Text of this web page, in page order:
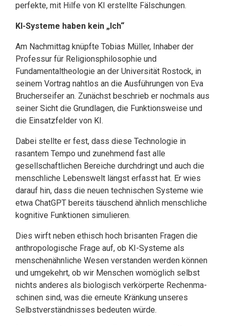
perfekte, mit Hilfe von KI erstellte Fälschungen.
KI-Systeme haben kein „Ich“
Am Nachmittag knüpfte Tobias Müller, Inhaber der
Professur für Religionsphilosophie und
Fundamentaltheologie an der Universität Rostock, in
seinem Vortrag nahtlos an die Ausführungen von Eva
Brucherseifer an. Zunächst beschrieb er nochmals aus
seiner Sicht die Grundlagen, die Funktionsweise und
die Einsatzfelder von KI.
Dabei stellte er fest, dass diese Technologie in
rasantem Tempo und zunehmend fast alle
gesellschaftlichen Bereiche durchdringt und auch die
menschliche Lebenswelt längst erfasst hat. Er wies
darauf hin, dass die neuen technischen Systeme wie
etwa ChatGPT bereits täuschend ähnlich menschliche
kognitive Funktionen simulieren.
Dies wirft neben ethisch hoch brisanten Fragen die
anthropologische Frage auf, ob KI-Systeme als
menschenähnliche Wesen verstanden werden können
und umgekehrt, ob wir Menschen womöglich selbst
nichts anderes als biologisch verkörperte Rechen­ma­
schinen sind, was die erneute Kränkung unseres
Selbstverständnisses bedeuten würde.